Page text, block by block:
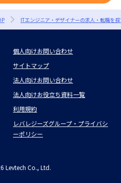
ITエンジニア・デザイナーの求人・転職を
個人向けお問い合わせ
サイトマップ
法人向けお問い合わせ
法人向けお役立ち資料一覧
利用規約
レバレジーズグループ・プライバシ
ーポリシー
Levtech Co., Ltd.